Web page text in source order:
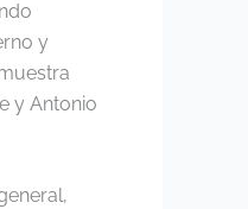
y
y Antonio